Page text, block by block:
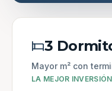
3
Mayor m² con
LA MEJOR